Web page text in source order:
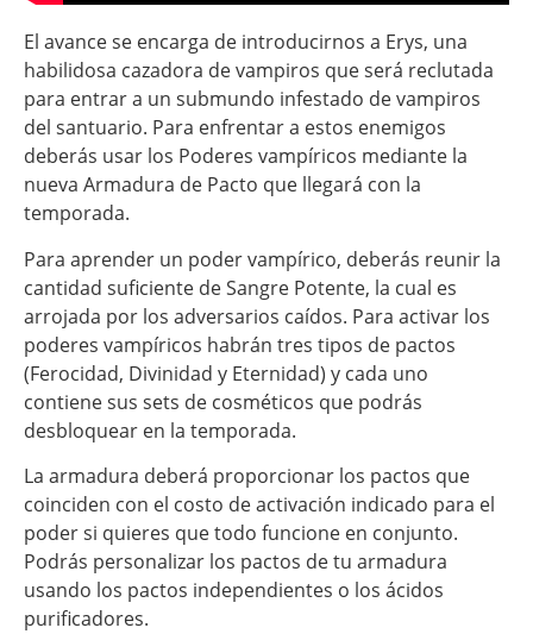
El avance se encarga de introducirnos a Erys, una
habilidosa cazadora de vampiros que será reclutada
para entrar a un submundo infestado de vampiros
del santuario. Para enfrentar a estos enemigos
deberás usar los Poderes vampíricos mediante la
nueva Armadura de Pacto que llegará con la
temporada.
Para aprender un poder vampírico, deberás reunir la
cantidad suficiente de Sangre Potente, la cual es
arrojada por los adversarios caídos. Para activar los
poderes vampíricos habrán tres tipos de pactos
(Ferocidad, Divinidad y Eternidad) y cada uno
contiene sus sets de cosméticos que podrás
desbloquear en la temporada.
La armadura deberá proporcionar los pactos que
coinciden con el costo de activación indicado para el
poder si quieres que todo funcione en conjunto.
Podrás personalizar los pactos de tu armadura
usando los pactos independientes o los ácidos
purificadores.